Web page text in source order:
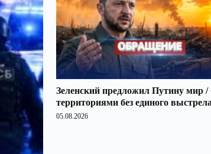
Зеленский предложил Путину мир
территориями без единого выстрела
05.08.2026